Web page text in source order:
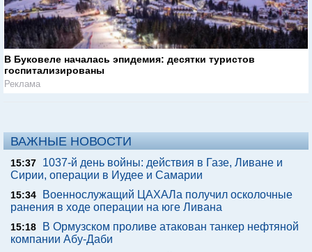
В Буковеле началась эпидемия: десятки туристов
госпитализированы
Реклама
ВАЖНЫЕ НОВОСТИ
15:37
1037-й день войны: действия в Газе, Ливане и
Сирии, операции в Иудее и Самарии
15:34
Военнослужащий ЦАХАЛа получил осколочные
ранения в ходе операции на юге Ливана
15:18
В Ормузском проливе атакован танкер нефтяной
компании Абу-Даби